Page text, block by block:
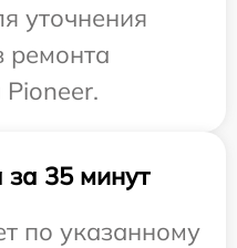
уточнения
ремонта
35 минут
по указанному